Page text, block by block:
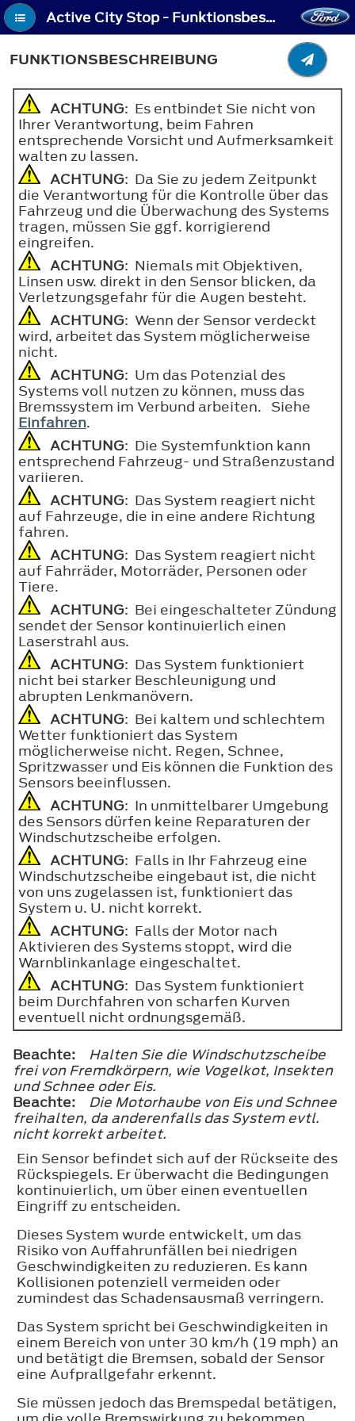
Active City Stop - Funktionsbeschreibung
FUNKTIONSBESCHREIBUNG
ACHTUNG: Es entbindet Sie nicht von
Ihrer Verantwortung, beim Fahren
entsprechende Vorsicht und Aufmerksamkeit
walten zu lassen.
ACHTUNG: Da Sie zu jedem Zeitpunkt
die Verantwortung für die Kontrolle über das
Fahrzeug und die Überwachung des Systems
tragen, müssen Sie ggf. korrigierend
eingreifen.
ACHTUNG: Niemals mit Objektiven,
Linsen usw. direkt in den Sensor blicken, da
Verletzungsgefahr für die Augen besteht.
ACHTUNG: Wenn der Sensor verdeckt
wird, arbeitet das System möglicherweise
nicht.
ACHTUNG: Um das Potenzial des
Systems voll nutzen zu können, muss das
Bremssystem im Verbund arbeiten. Siehe
Einfahren.
ACHTUNG: Die Systemfunktion kann
entsprechend Fahrzeug- und Straßenzustand
variieren.
ACHTUNG: Das System reagiert nicht
auf Fahrzeuge, die in eine andere Richtung
fahren.
ACHTUNG: Das System reagiert nicht
auf Fahrräder, Motorräder, Personen oder
Tiere.
ACHTUNG: Bei eingeschalteter Zündung
sendet der Sensor kontinuierlich einen
Laserstrahl aus.
ACHTUNG: Das System funktioniert
nicht bei starker Beschleunigung und
abrupten Lenkmanövern.
ACHTUNG: Bei kaltem und schlechtem
Wetter funktioniert das System
möglicherweise nicht. Regen, Schnee,
Spritzwasser und Eis können die Funktion des
Sensors beeinflussen.
ACHTUNG: In unmittelbarer Umgebung
des Sensors dürfen keine Reparaturen der
Windschutzscheibe erfolgen.
ACHTUNG: Falls in Ihr Fahrzeug eine
Windschutzscheibe eingebaut ist, die nicht
von uns zugelassen ist, funktioniert das
System u. U. nicht korrekt.
ACHTUNG: Falls der Motor nach
Aktivieren des Systems stoppt, wird die
Warnblinkanlage eingeschaltet.
ACHTUNG: Das System funktioniert
beim Durchfahren von scharfen Kurven
eventuell nicht ordnungsgemäß.
Beachte:
Halten Sie die Windschutzscheibe
frei von Fremdkörpern, wie Vogelkot, Insekten
und Schnee oder Eis.
Beachte:
Die Motorhaube von Eis und Schnee
freihalten, da anderenfalls das System evtl.
nicht korrekt arbeitet.
Ein Sensor befindet sich auf der Rückseite des
Rückspiegels. Er überwacht die Bedingungen
kontinuierlich, um über einen eventuellen
Eingriff zu entscheiden.
Dieses System wurde entwickelt, um das
Risiko von Auffahrunfällen bei niedrigen
Geschwindigkeiten zu reduzieren. Es kann
Kollisionen potenziell vermeiden oder
zumindest das Schadensausmaß verringern.
Das System spricht bei Geschwindigkeiten in
einem Bereich von unter 30 km/h (19 mph) an
und betätigt die Bremsen, sobald der Sensor
eine Aufprallgefahr erkennt.
Sie müssen jedoch das Bremspedal betätigen,